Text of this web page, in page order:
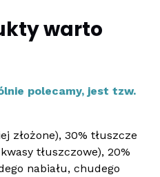
warto
polecamy, jest tzw.
złożone), 30% tłuszcze
tłuszczowe), 20%
nabiału, chudego